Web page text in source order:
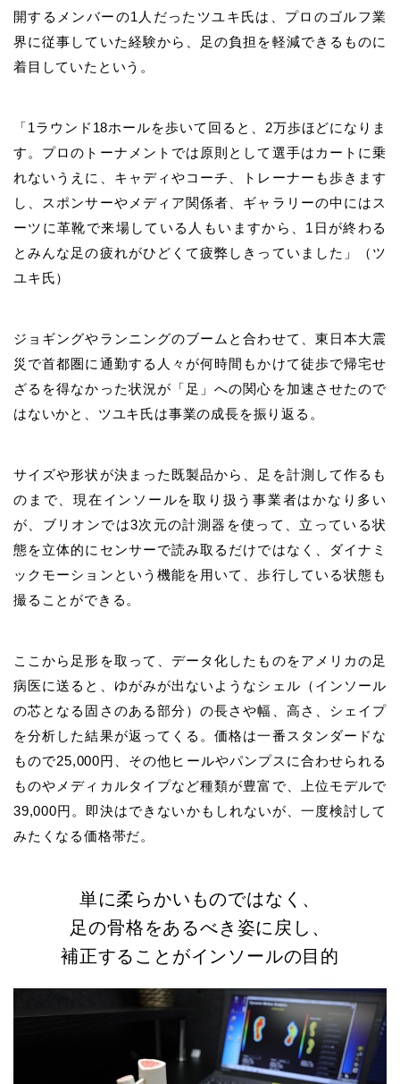
開するメンバーの1人だったツユキ氏は、プロのゴルフ業
界に従事していた経験から、足の負担を軽減できるものに
着目していたという。
「1ラウンド18ホールを歩いて回ると、2万歩ほどになりま
す。プロのトーナメントでは原則として選手はカートに乗
れないうえに、キャディやコーチ、トレーナーも歩きます
し、スポンサーやメディア関係者、ギャラリーの中にはス
ーツに革靴で来場している人もいますから、1日が終わる
とみんな足の疲れがひどくて疲弊しきっていました」（ツ
ユキ氏）
ジョギングやランニングのブームと合わせて、東日本大震
災で首都圏に通勤する人々が何時間もかけて徒歩で帰宅せ
ざるを得なかった状況が「足」への関心を加速させたので
はないかと、ツユキ氏は事業の成長を振り返る。
サイズや形状が決まった既製品から、足を計測して作るも
のまで、現在インソールを取り扱う事業者はかなり多い
が、ブリオンでは3次元の計測器を使って、立っている状
態を立体的にセンサーで読み取るだけではなく、ダイナミ
ックモーションという機能を用いて、歩行している状態も
撮ることができる。
ここから足形を取って、データ化したものをアメリカの足
病医に送ると、ゆがみが出ないようなシェル（インソール
の芯となる固さのある部分）の長さや幅、高さ、シェイプ
を分析した結果が返ってくる。価格は一番スタンダードな
もので25,000円、その他ヒールやパンプスに合わせられる
ものやメディカルタイプなど種類が豊富で、上位モデルで
39,000円。即決はできないかもしれないが、一度検討して
みたくなる価格帯だ。
単に柔らかいものではなく、
足の骨格をあるべき姿に戻し、
補正することがインソールの目的